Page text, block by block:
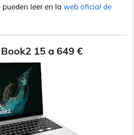
pueden leer en la web oficial de
15 a 649 €